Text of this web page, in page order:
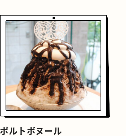
文房具
ポルトボヌール